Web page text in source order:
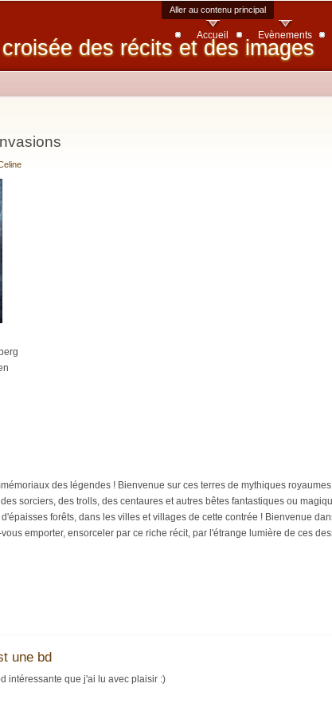
Aller au contenu principal
des récits et des images
Accueil Evènements
des légendes ! Bienvenue sur ces terres de mythiques
sorciers, des trolls, des centaures et autres bêtes fantastiques ou
forêts, dans les villes et villages de cette contrée ! Bienvenue
emporter, ensorceler par ce riche récit, par l'étrange lumière de ces
une bd
intéressante que j'ai lu avec plaisir :)